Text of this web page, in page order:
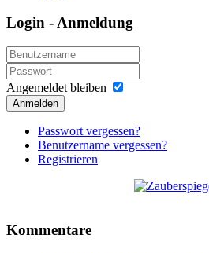
Login - Anmeldung
Angemeldet bleiben
Anmelden
Passwort vergessen?
Benutzername vergessen?
Registrieren
Kommentare